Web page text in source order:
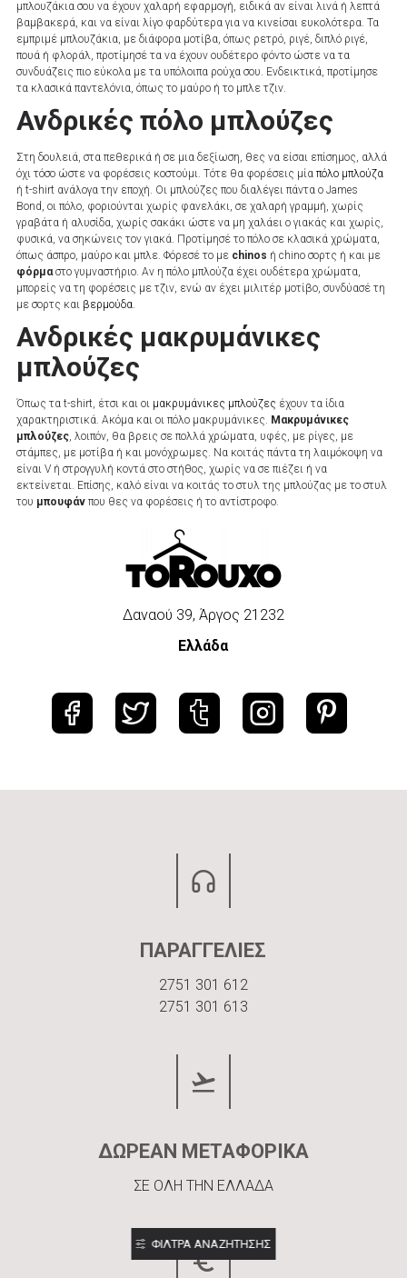
μπλουζάκια σου να έχουν χαλαρή εφαρμογή, ειδικά αν είναι λινά ή λεπτά
βαμβακερά, και να είναι λίγο φαρδύτερα για να κινείσαι ευκολότερα. Τα
εμπριμέ μπλουζάκια, με διάφορα μοτίβα, όπως ρετρό, ριγέ, διπλό ριγέ,
πουά ή φλοράλ, προτίμησέ τα να έχουν ουδέτερο φόντο ώστε να τα
συνδυάζεις πιο εύκολα με τα υπόλοιπα ρούχα σου. Ενδεικτικά, προτίμησε
τα κλασικά παντελόνια, όπως το μαύρο ή το μπλε τζιν.
Ανδρικές πόλο μπλούζες
Στη δουλειά, στα πεθερικά ή σε μια δεξίωση, θες να είσαι επίσημος, αλλά
όχι τόσο ώστε να φορέσεις κοστούμι. Τότε θα φορέσεις μία πόλο μπλούζα
ή t-shirt ανάλογα την εποχή. Οι μπλούζες που διαλέγει πάντα ο James
Bond, οι πόλο, φοριούνται χωρίς φανελάκι, σε χαλαρή γραμμή, χωρίς
γραβάτα ή αλυσίδα, χωρίς σακάκι ώστε να μη χαλάει ο γιακάς και χωρίς,
φυσικά, να σηκώνεις τον γιακά. Προτίμησέ το πόλο σε κλασικά χρώματα,
όπως άσπρο, μαύρο και μπλε. Φόρεσέ το με chinos ή chino σορτς ή και με
φόρμαστο γυμναστήριο. Αν η πόλο μπλούζα έχει ουδέτερα χρώματα,
μπορείς να τη φορέσεις με τζιν, ενώ αν έχει μιλιτέρ μοτίβο, συνδύασέ τη
με σορτς και βερμούδα.
Ανδρικές μακρυμάνικες
μπλούζες
Όπως τα t-shirt, έτσι και οι μακρυμάνικες μπλούζες έχουν τα ίδια
χαρακτηριστικά. Ακόμα και οι πόλο μακρυμάνικες. Μακρυμάνικες
μπλούζες, λοιπόν, θα βρεις σε πολλά χρώματα, υφές, με ρίγες, με
στάμπες, με μοτίβα ή και μονόχρωμες. Να κοιτάς πάντα τη λαιμόκοψη να
είναι V ή στρογγυλή κοντά στο στήθος, χωρίς να σε πιέζει ή να
εκτείνεται. Επίσης, καλό είναι να κοιτάς το στυλ της μπλούζας με το στυλ
του μπουφάν που θες να φορέσεις ή το αντίστροφο.
Δαναού 39, Άργος 21232
Ελλάδα
ΠΑΡΑΓΓΕΛΙΕΣ
2751 301 612
2751 301 613
ΔΩΡΕΑΝ ΜΕΤΑΦΟΡΙΚΑ
ΣΕ ΟΛΗ ΤΗΝ ΕΛΛΑΔΑ
ΦΙΛΤΡΑ ΑΝΑΖΗΤΗΣΗΣ